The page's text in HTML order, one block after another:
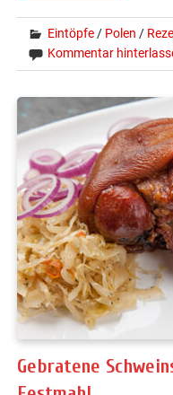
Eintöpfe/ Polen /
Kommentar
Gebratene